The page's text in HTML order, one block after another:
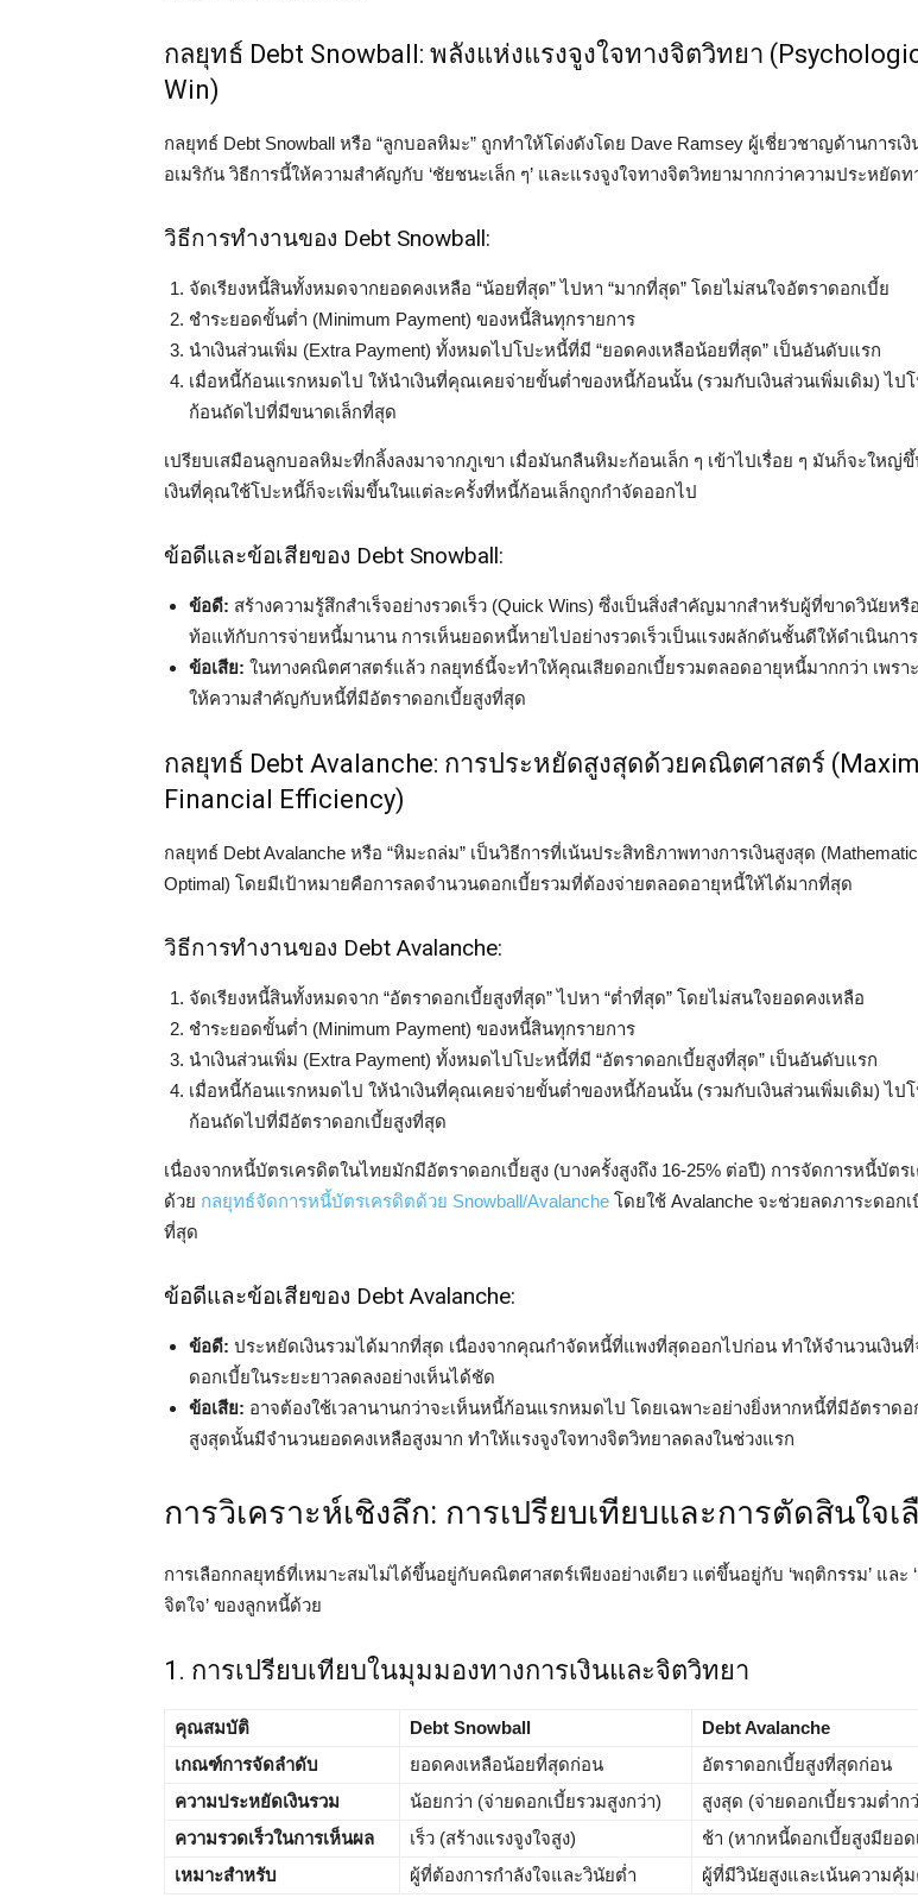
กลยุทธ์ Debt Snowball: พลังแห่งแรงจูงใจทางจิตวิทยา
Win)
กลยุทธ์ Debt Snowball หรือ “ลูกบอลหิมะ” ถูกทำให้โด่งดังโดย Dave Ramsey ผู้เชี่ยวชาญด้านการเงิ
อเมริกัน วิธีการนี้ให้ความสำคัญกับ ‘ชัยชนะเล็ก ๆ’ และแรงจูงใจทางจิตวิทยามากกว่าความประหยัดท
วิธีการทำงานของ Debt Snowball:
จัดเรียงหนี้สินทั้งหมดจากยอดคงเหลือ “น้อยที่สุด” ไปหา “มากที่สุด” โดยไม่สนใจอัตราดอกเบี้ย
ชำระยอดขั้นต่ำ (Minimum Payment) ของหนี้สินทุกรายการ
นำเงินส่วนเพิ่ม (Extra Payment) ทั้งหมดไปโปะหนี้ที่มี “ยอดคงเหลือน้อยที่สุด” เป็นอันดับแรก
เมื่อหนี้ก้อนแรกหมดไป ให้นำเงินที่คุณเคยจ่ายขั้นต่ำของหนี้ก้อนนั้น (รวมกับเงินส่วนเพิ่มเดิม) ไป
ก้อนถัดไปที่มีขนาดเล็กที่สุด
เปรียบเสมือนลูกบอลหิมะที่กลิ้งลงมาจากภูเขา เมื่อมันกลืนหิมะก้อนเล็ก ๆ เข้าไปเรื่อย ๆ มันก็จะใหญ่ขึ้
เงินที่คุณใช้โปะหนี้ก็จะเพิ่มขึ้นในแต่ละครั้งที่หนี้ก้อนเล็กถูกกำจัดออกไป
ข้อดีและข้อเสียของ Debt Snowball:
ข้อดี: สร้างความรู้สึกสำเร็จอย่างรวดเร็ว (Quick Wins) ซึ่งเป็นสิ่งสำคัญมากสำหรับผู้ที่ขาดวินัยหรื
ท้อแท้กับการจ่ายหนี้มานาน การเห็นยอดหนี้หายไปอย่างรวดเร็วเป็นแรงผลักดันชั้นดีให้ดำเนินกา
ข้อเสีย: ในทางคณิตศาสตร์แล้ว กลยุทธ์นี้จะทำให้คุณเสียดอกเบี้ยรวมตลอดอายุหนี้มากกว่า เพร
ให้ความสำคัญกับหนี้ที่มีอัตราดอกเบี้ยสูงที่สุด
กลยุทธ์ Debt Avalanche: การประหยัดสูงสุดด้วยคณิตศาสตร์
Financial Efficiency)
กลยุทธ์ Debt Avalanche หรือ “หิมะถล่ม” เป็นวิธีการที่เน้นประสิทธิภาพทางการเงินสูงสุด
Optimal) โดยมีเป้าหมายคือการลดจำนวนดอกเบี้ยรวมที่ต้องจ่ายตลอดอายุหนี้ให้ได้มากที่สุด
วิธีการทำงานของ Debt Avalanche:
จัดเรียงหนี้สินทั้งหมดจาก “อัตราดอกเบี้ยสูงที่สุด” ไปหา “ต่ำที่สุด” โดยไม่สนใจยอดคงเหลือ
ชำระยอดขั้นต่ำ (Minimum Payment) ของหนี้สินทุกรายการ
นำเงินส่วนเพิ่ม (Extra Payment) ทั้งหมดไปโปะหนี้ที่มี “อัตราดอกเบี้ยสูงที่สุด” เป็นอันดับแรก
เมื่อหนี้ก้อนแรกหมดไป ให้นำเงินที่คุณเคยจ่ายขั้นต่ำของหนี้ก้อนนั้น (รวมกับเงินส่วนเพิ่มเดิม) ไป
ก้อนถัดไปที่มีอัตราดอกเบี้ยสูงที่สุด
เนื่องจากหนี้บัตรเครดิตในไทยมักมีอัตราดอกเบี้ยสูง (บางครั้งสูงถึง 16-25% ต่อปี) การจัดการหนี้บัตร
ด้วย กลยุทธ์จัดการหนี้บัตรเครดิตด้วย Snowball/Avalanche โดยใช้ Avalanche จะช่วยลดภาระดอก
ที่สุด
ข้อดีและข้อเสียของ Debt Avalanche:
ข้อดี: ประหยัดเงินรวมได้มากที่สุด เนื่องจากคุณกำจัดหนี้ที่แพงที่สุดออกไปก่อน ทำให้จำนวนเงินที่
ดอกเบี้ยในระยะยาวลดลงอย่างเห็นได้ชัด
ข้อเสีย: อาจต้องใช้เวลานานกว่าจะเห็นหนี้ก้อนแรกหมดไป โดยเฉพาะอย่างยิ่งหากหนี้ที่มีอัตราดอ
สูงสุดนั้นมีจำนวนยอดคงเหลือสูงมาก ทำให้แรงจูงใจทางจิตวิทยาลดลงในช่วงแรก
การวิเคราะห์เชิงลึก: การเปรียบเทียบและการตัดสินใจเ
การเลือกกลยุทธ์ที่เหมาะสมไม่ได้ขึ้นอยู่กับคณิตศาสตร์เพียงอย่างเดียว แต่ขึ้นอยู่กับ ‘พฤติกรรม’ และ
จิตใจ’ ของลูกหนี้ด้วย
1. การเปรียบเทียบในมุมมองทางการเงินและจิตวิทยา
คุณสมบัติ Debt Snowball
Debt Avalanche
เกณฑ์การจัดลำดับ
ยอดคงเหลือน้อยที่สุดก่อน
อัตราดอกเบี้ยสูงที่สุดก่อน
ความประหยัดเงินรวม
น้อยกว่า (จ่ายดอกเบี้ยรวมสูงกว่า)
สูงสุด (จ่ายดอกเบี้ยรวมต่ำก
ความรวดเร็วในการเห็นผล
เร็ว (สร้างแรงจูงใจสูง)
ช้า (หากหนี้ดอกเบี้ยสูงมียอด
เหมาะสำหรับ
ผู้ที่ต้องการกำลังใจและวินัยต่ำ ผู้ที่มีวินัยสูงและเน้นความคุ้